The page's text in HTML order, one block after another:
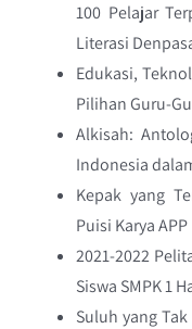
100 Pelajar
Literasi
Edukasi,
Pilihan Guru-
Alkisah:
Indonesia
Kepak yang
Puisi Karya APP
2021-2022
Siswa SMPK 1
Suluh yang